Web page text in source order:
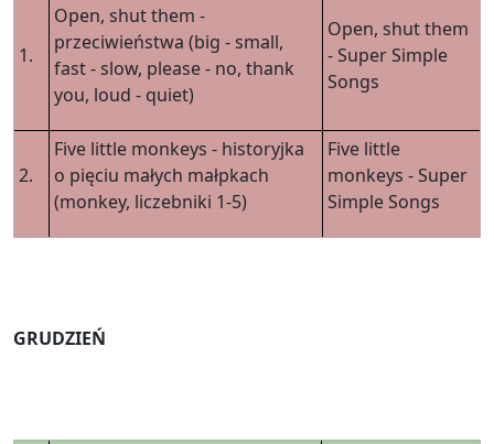
1.
Open, shut them -
przeciwieństwa (big - small,
fast - slow, please - no, thank
you, loud - quiet)
Open, shut them
- Super Simple
Songs
2.
Five little monkeys - historyjka
o pięciu małych małpkach
(monkey, liczebniki 1-5)
Five little
monkeys - Super
Simple Songs
GRUDZIEŃ